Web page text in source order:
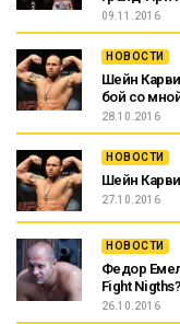
09.11.2016
НОВОСТИ
Шейн
бой со
28.10.2016
НОВОСТИ
Шейн
27.10.2016
НОВОСТИ
Федор
Fight Nigths?
26.10.2016